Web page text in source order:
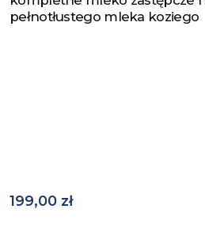
pełnotłustego mleka koziego
199,00 zł